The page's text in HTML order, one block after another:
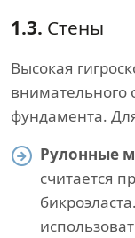
1.3. Стены
Высокая
внимательного
фундамента.
Рулонные
считается